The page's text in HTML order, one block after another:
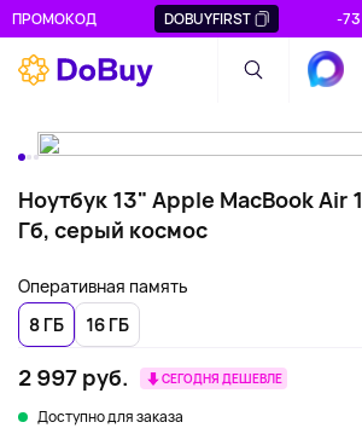
ПРОМОКОД DOBUYFIRST -
Ноутбук 13" Apple MacBook Air
Гб, серый космос
Оперативная память
8 ГБ
16 ГБ
2 997 руб. СЕГОДНЯ ДЕШЕВЛЕ
Доступно для заказа